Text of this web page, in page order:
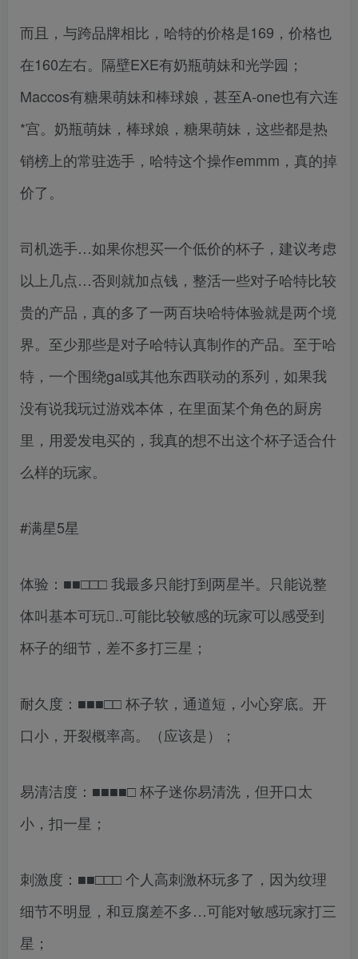
而且，与跨品牌相比，哈特的价格是169，价格也
在160左右。隔壁EXE有奶瓶萌妹和光学园；
Maccos有糖果萌妹和棒球娘，甚至A-one也有六连
*宫。奶瓶萌妹，棒球娘，糖果萌妹，这些都是热
销榜上的常驻选手，哈特这个操作emmm，真的掉
价了。
司机选手…如果你想买一个低价的杯子，建议考虑
以上几点…否则就加点钱，整活一些对子哈特比较
贵的产品，真的多了一两百块哈特体验就是两个境
界。至少那些是对子哈特认真制作的产品。至于哈
特，一个围绕gal或其他东西联动的系列，如果我
没有说我玩过游戏本体，在里面某个角色的厨房
里，用爱发电买的，我真的想不出这个杯子适合什
么样的玩家。
#满星5星
体验：■■□□□ 我最多只能打到两星半。只能说整
体叫基本可玩𔅼..可能比较敏感的玩家可以感受到
杯子的细节，差不多打三星；
耐久度：■■■□□ 杯子软，通道短，小心穿底。开
口小，开裂概率高。（应该是）；
易清洁度：■■■■□ 杯子迷你易清洗，但开口太
小，扣一星；
刺激度：■■□□□ 个人高刺激杯玩多了，因为纹理
细节不明显，和豆腐差不多…可能对敏感玩家打三
星；